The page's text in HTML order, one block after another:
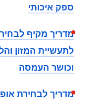
ספק איכותי
מדריך מקיף
לתעשיית המזון
וכושר העמסה
מדריך לבחירת